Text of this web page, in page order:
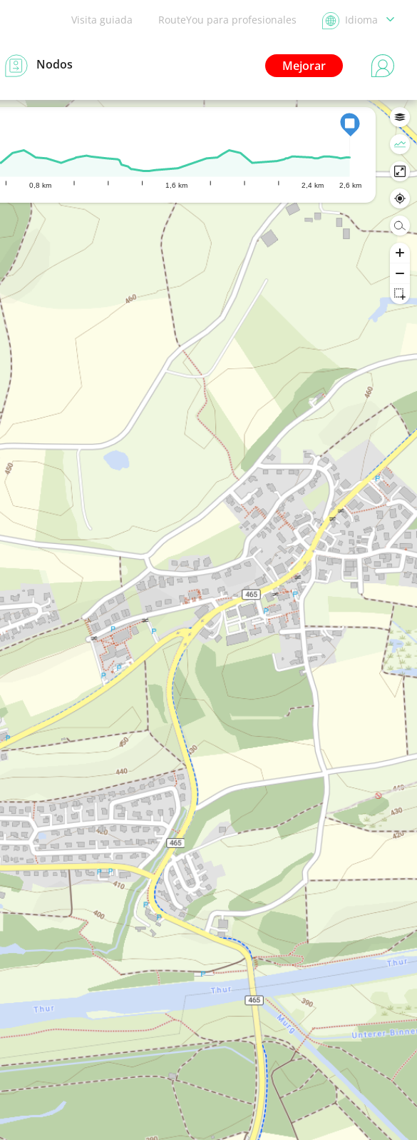
Visita guiada RouteYou para profesionales Idioma
Mejorar
Nodos
0,8 km 1,6 km 2,4 km 2,6 km